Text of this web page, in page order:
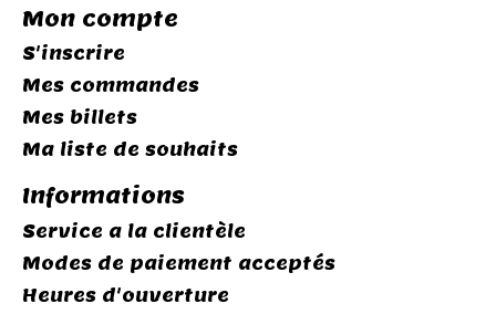
Mon compte
S'inscrire
Mes commandes
Mes billets
Ma liste de souhaits
Informations
Service a la clientèle
Modes de paiement acceptés
Heures d'ouverture